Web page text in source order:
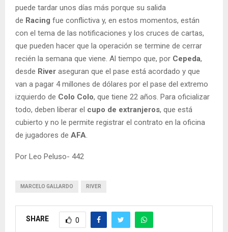
puede tardar unos días más porque su salida
de Racing fue conflictiva y, en estos momentos, están
con el tema de las notificaciones y los cruces de cartas,
que pueden hacer que la operación se termine de cerrar
recién la semana que viene. Al tiempo que, por Cepeda,
desde River aseguran que el pase está acordado y que
van a pagar 4 millones de dólares por el pase del extremo
izquierdo de Colo Colo, que tiene 22 años. Para oficializar
todo, deben liberar el cupo de extranjeros, que está
cubierto y no le permite registrar el contrato en la oficina
de jugadores de AFA
Por Leo Peluso- 442
MARCELO GALLARDO RIVER
SHARE 0